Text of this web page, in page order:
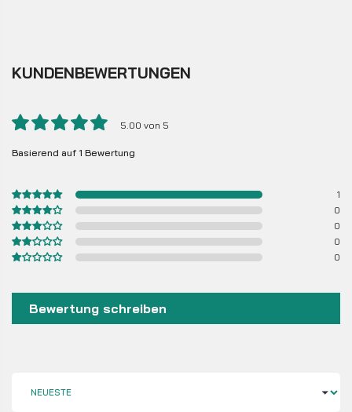
KUNDENBEWERTUNGEN
5.00 von 5
Basierend auf 1 Bewertung
1
0
0
0
0
Bewertung schreiben
SORT BY